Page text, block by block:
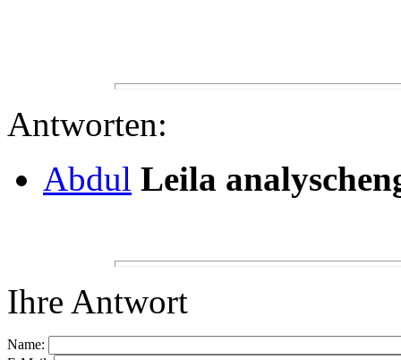
Antworten:
Abdul Leila
Ihre Antwort
Name: